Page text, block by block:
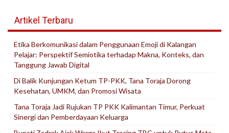
Artikel Terbaru
Etika Berkomunikasi dalam Penggunaan Emoji di Kalangan
Pelajar: Perspektif Semiotika terhadap Makna, Konteks, dan
Tanggung Jawab Digital
Di Balik Kunjungan Ketum TP-PKK, Tana Toraja Dorong
Kesehatan, UMKM, dan Promosi Wisata
Tana Toraja Jadi Rujukan TP PKK Kalimantan Timur, Perkuat
Sinergi dan Pemberdayaan Keluarga